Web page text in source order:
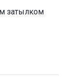
затылком